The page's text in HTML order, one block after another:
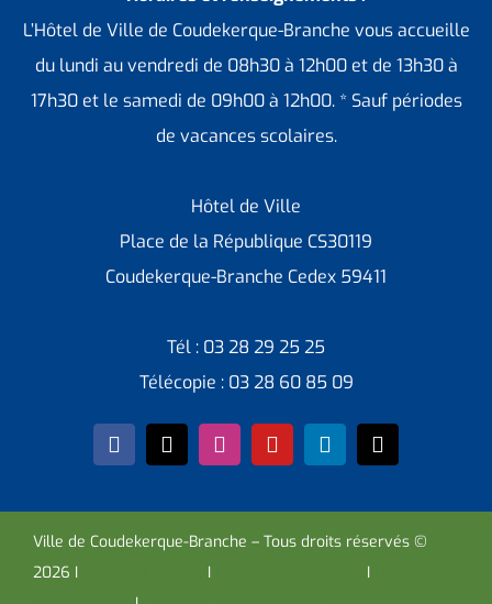
L’Hôtel de Ville de Coudekerque-Branche vous accueille
du lundi au vendredi de 08h30 à 12h00 et de 13h30 à
17h30 et le samedi de 09h00 à 12h00. * Sauf périodes
de vacances scolaires.
Hôtel de Ville
Place de la République CS30119
Coudekerque-Branche Cedex 59411
Tél : 03 28 29 25 25
Télécopie : 03 28 60 85 09
Ville de Coudekerque-Branche – Tous droits réservés ©
2026 I
I I